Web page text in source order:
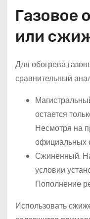
Газовое
или
Для обогрева
сравнительный
остается
Несмотря на
официальных
Сжиненный.
условии
Пополнение
Использовать